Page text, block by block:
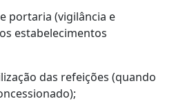
portaria (vigilância e
estabelecimentos
das refeições (quando